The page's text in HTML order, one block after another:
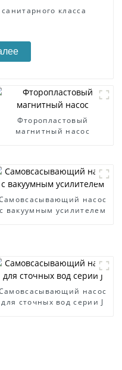
класса
Фторопластовый
магнитный насос
насос
с вакуумным усилителем
насос
для сточных вод серии J